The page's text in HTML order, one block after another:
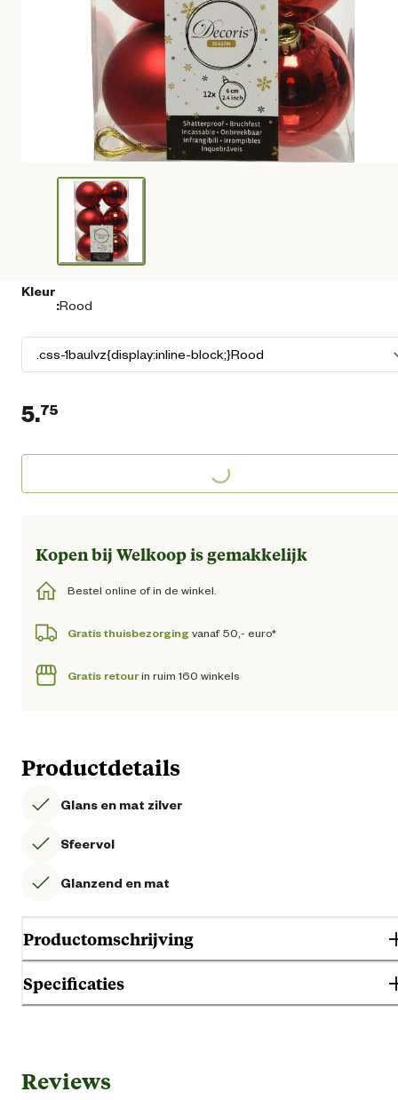
Kleur
:Rood
5.75
Huidige prijs € 5,75Loading...
Kopen bij Welkoop is gemakkelijk
Bestel online of in de winkel.
Gratis thuisbezorging vanaf 50,- euro*
Gratis retourin ruim 160 winkels
Productdetails
Glans en mat zilver
Sfeervol
Glanzend en mat
Productomschrijving
Rode sfeervolle kunstkerstbal.
Specificaties
Ean
Reviews